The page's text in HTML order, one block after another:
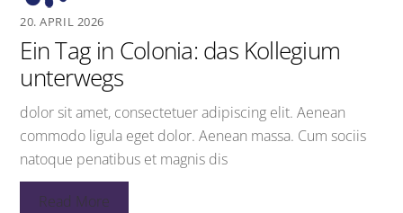
20. APRIL 2026
Ein Tag in Colonia: das Kollegium
unterwegs
dolor sit amet, consectetuer adipiscing elit. Aenean
commodo ligula eget dolor. Aenean massa. Cum sociis
natoque penatibus et magnis dis
Read More